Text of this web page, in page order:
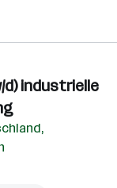
d) industrielle